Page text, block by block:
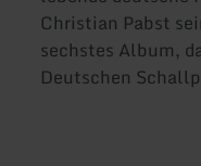
Christian Pabst
sechstes Album,
Deutschen